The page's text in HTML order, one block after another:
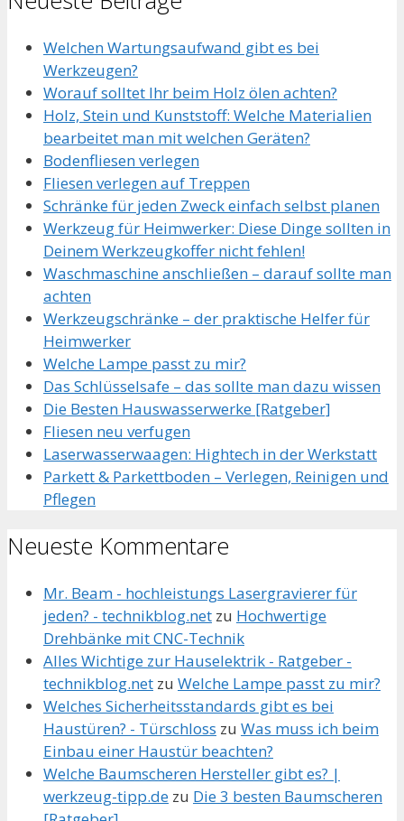
Welchen Wartungsaufwand gibt es bei
Werkzeugen?
Worauf solltet Ihr beim Holz ölen achten?
Holz, Stein und Kunststoff: Welche Materialien
bearbeitet man mit welchen Geräten?
Bodenfliesen verlegen
Fliesen verlegen auf Treppen
Schränke für jeden Zweck einfach selbst planen
Werkzeug für Heimwerker: Diese Dinge sollten in
Deinem Werkzeugkoffer nicht fehlen!
Waschmaschine anschließen – darauf sollte man
achten
Werkzeugschränke – der praktische Helfer für
Heimwerker
Welche Lampe passt zu mir?
Das Schlüsselsafe – das sollte man dazu wissen
Die Besten Hauswasserwerke [Ratgeber]
Fliesen neu verfugen
Laserwasserwaagen: Hightech in der Werkstatt
Parkett & Parkettboden – Verlegen, Reinigen und
Pflegen
Neueste Kommentare
Mr. Beam - hochleistungs Lasergravierer für
jeden? - technikblog.net zu Hochwertige
Drehbänke mit CNC-Technik
Alles Wichtige zur Hauselektrik - Ratgeber -
technikblog.net zu Welche Lampe passt zu mir?
Welches Sicherheitsstandards gibt es bei
Haustüren? - Türschloss zu Was muss ich beim
Einbau einer Haustür beachten?
Welche Baumscheren Hersteller gibt es? |
werkzeug-tipp.de zu Die 3 besten Baumscheren